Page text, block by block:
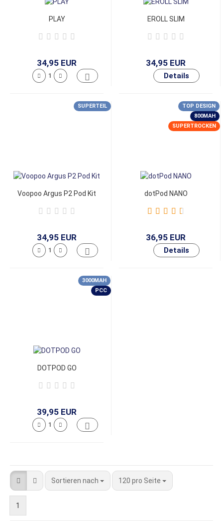
PLAY
34,95 EUR
EROLL SLIM
34,95 EUR
SUPERTEIL
Voopoo Argus P2 Pod Kit
34,95 EUR
TOP DESIGN
800MAH
SUPERTROCKEN
dotPod NANO
36,95 EUR
3000MAH
PCC
DOTPOD GO
39,95 EUR
Sortieren nach 120 pro Seite
1